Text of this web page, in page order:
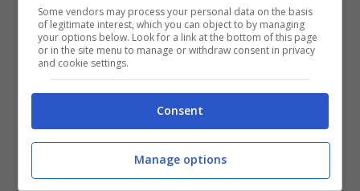
potrebbe causare problemi ai cani che
presentano già le seguenti patologie:
Diabete nel cane
Problemi pancreatici
Some vendors may process your personal data on the basis
of legitimate interest, which you can object to by managing
your options below. Look for a link at the bottom of this page
or in the site menu to manage or withdraw consent in privacy
and cookie settings.
Consent
Manage options